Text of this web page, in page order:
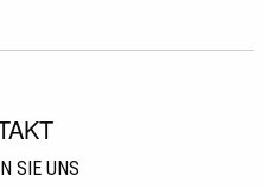
SIE UNS